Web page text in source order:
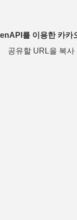
를 이용한 카카
공유할 URL을 복